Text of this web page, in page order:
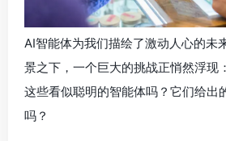
AI智能体为我们描绘了激动人心的未
景之下，一个巨大的挑战正悄然浮现
这些看似聪明的智能体吗？它们给出
吗？